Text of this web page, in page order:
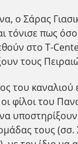
ο Σάρας
τόνισε πως
στο T-
τους
του καναλιού
φίλοι του
τους